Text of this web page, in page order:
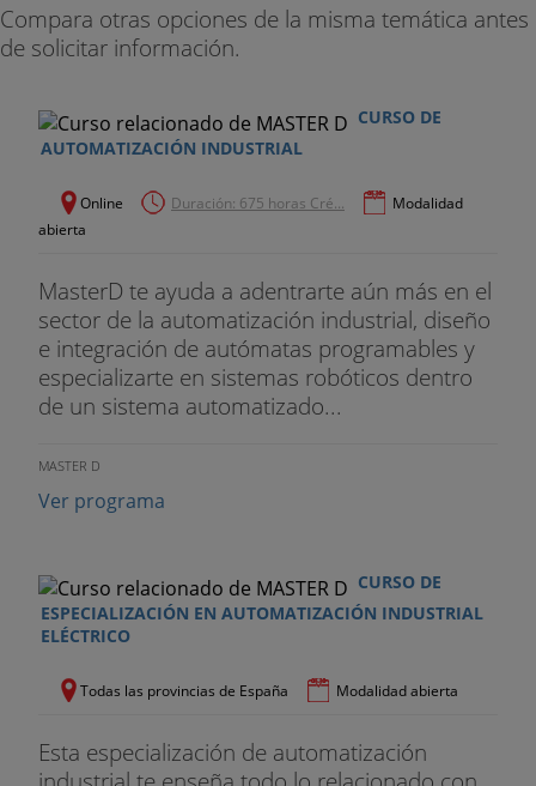
Compara otras opciones de la misma temática antes
de solicitar información.
CURSO DE
AUTOMATIZACIÓN INDUSTRIAL
Online Duración: 675 horas Cré...
Modalidad
abierta
MasterD te ayuda a adentrarte aún más en el
sector de la automatización industrial, diseño
e integración de autómatas programables y
especializarte en sistemas robóticos dentro
de un sistema automatizado...
MASTER D
Ver programa
CURSO DE
ESPECIALIZACIÓN EN AUTOMATIZACIÓN INDUSTRIAL
ELÉCTRICO
Todas las provincias de España Modalidad abierta
Esta especialización de automatización